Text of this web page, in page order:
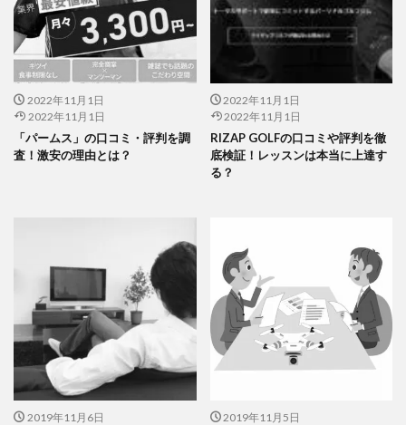
2022年11月1日
2022年11月1日
「パームス」の口コミ・評判を調
査！激安の理由とは？
2022年11月1日
2022年11月1日
RIZAP GOLFの口コミや評判を徹
底検証！レッスンは本当に上達す
る？
2019年11月6日
2019年11月5日